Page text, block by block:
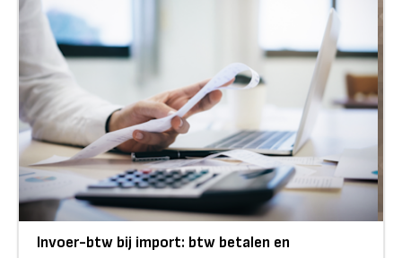
Invoer-btw bij import: btw betalen en